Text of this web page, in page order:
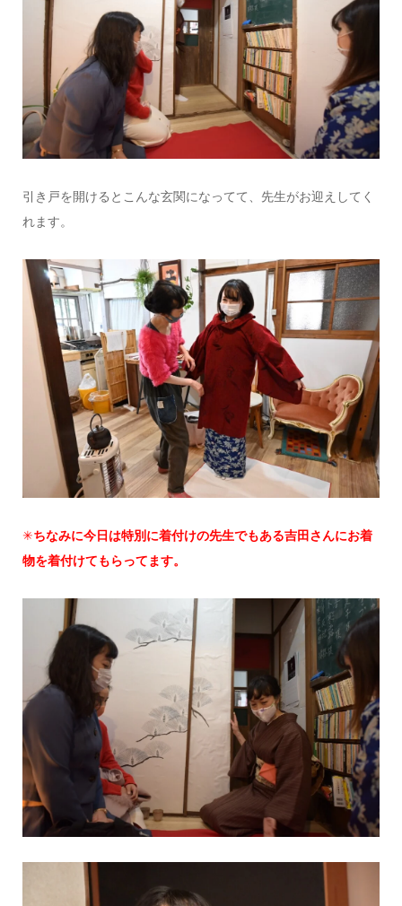
引き戸を開けるとこんな玄関になってて、先生がお迎えしてく
れます。
✳︎ちなみに今日は特別に着付けの先生でもある吉田さんにお着
物を着付けてもらってます。